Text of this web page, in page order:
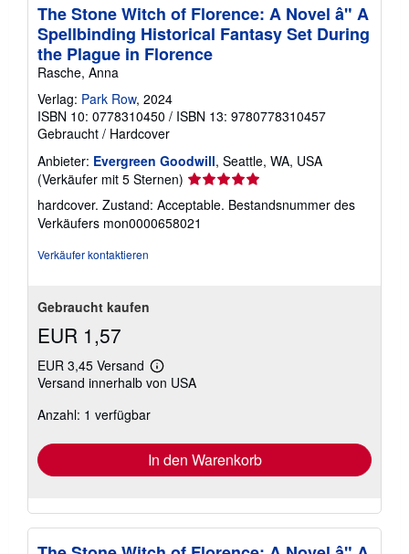
The Stone Witch of Florence: A Novel â" A
Spellbinding Historical Fantasy Set During
the Plague in Florence
Rasche, Anna
Verlag: Park Row, 2024
ISBN 10: 0778310450 / ISBN 13: 9780778310457
Gebraucht / Hardcover
Anbieter: Evergreen Goodwill, Seattle, WA, USA
(Verkäufer mit 5 Sternen) Verkäuferbewertung
von
5
hardcover. Zustand: Acceptable. Bestandsnummer des
Verkäufers mon0000658021
Verkäufer kontaktieren
Gebraucht kaufen
EUR 1,57
EUR 3,45 Versand
Weitere
Informationen
Versand innerhalb von USA
Anzahl: 1 verfügbar
In den Warenkorb